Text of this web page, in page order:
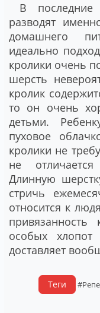
В
разводят
домашнего
идеально
кролики очень
шерсть
кролик
то он очень
детьми.
пуховое
кролики не
не
Длинную
стричь
относится к
особых
доставляет
Теги